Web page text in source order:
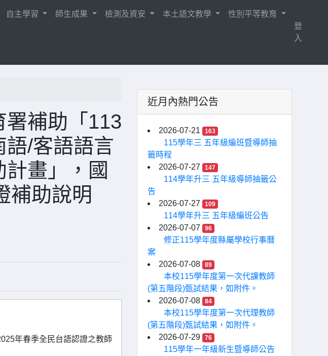
自主學習 師生成果 檢測及資安 本土語文教學
性別平等教育
登
入
署補助「113
/客語語言
畫」，國
補助說明
年春季全民台語認證之教師
近月內熱門公告
2026-07-21 163
115學年三 五年級編班暨導師抽
籤時程
2026-07-27
147
114學年升三 五年級導師抽籤公
告
2026-07-27
109
114學年升三 五年級編班公告
2026-07-07
96
修正115學年度縣屬學校行事曆
案
2026-07-08
89
本校115學年度第一次代課教師
(第五階段)甄試結果，如附件。
2026-07-08
84
本校115學年度第一次代理教師
(第五階段)甄試結果，如附件。
2026-07-29
76
115學年一年級新生暨導師公告